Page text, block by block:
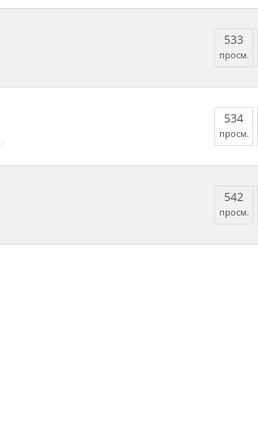
533
просм.
534
просм.
542
просм.